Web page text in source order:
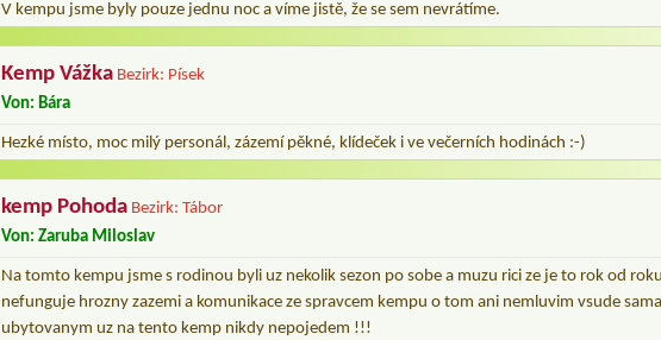
V kempu jsme byly pouze jednu noc a víme jistě, že se sem nevrátíme.
Kemp Vážka Bezirk: Písek
Von: Bára
Hezké místo, moc milý personál, zázemí pěkné, klídeček i ve večerních hodinách :-)
kemp Pohoda Bezirk: Tábor
Von: Zaruba Miloslav
Na tomto kempu jsme s rodinou byli uz nekolik sezon po sobe a muzu rici ze je to rok od
nefunguje hrozny zazemi a komunikace ze spravcem kempu o tom ani nemluvim vsude
ubytovanym uz na tento kemp nikdy nepojedem !!!